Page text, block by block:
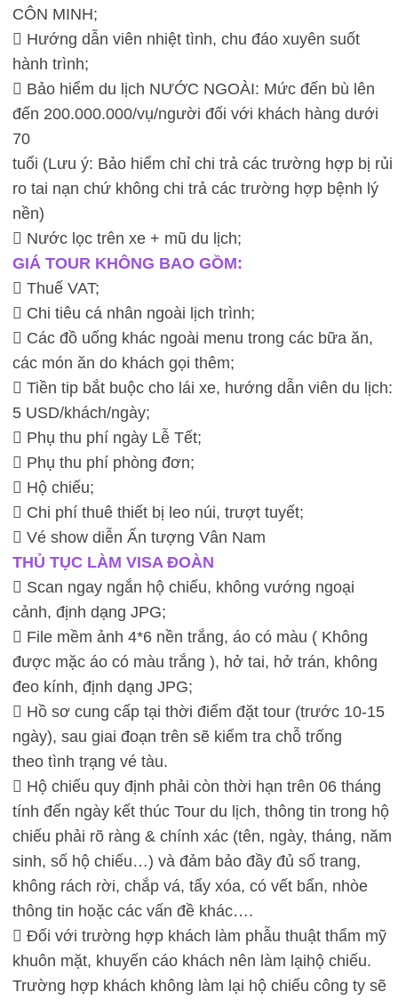
CÔN MINH;
 Hướng dẫn viên nhiệt tình, chu đáo xuyên suốt
hành trình;
 Bảo hiểm du lịch NƯỚC NGOÀI: Mức đến bù lên
đến 200.000.000/vụ/người đối với khách hàng dưới
70
tuổi (Lưu ý: Bảo hiểm chỉ chi trả các trường hợp bị rủi
ro tai nạn chứ không chi trả các trường hợp bệnh lý
nền)
 Nước lọc trên xe + mũ du lịch;
GIÁ TOUR KHÔNG BAO GỒM:
 Thuế VAT;
 Chi tiêu cá nhân ngoài lịch trình;
 Các đồ uống khác ngoài menu trong các bữa ăn,
các món ăn do khách gọi thêm;
 Tiền tip bắt buộc cho lái xe, hướng dẫn viên du lịch:
5 USD/khách/ngày;
 Phụ thu phí ngày Lễ Tết;
 Phụ thu phí phòng đơn;
 Hộ chiếu;
 Chi phí thuê thiết bị leo núi, trượt tuyết;
 Vé show diễn Ấn tượng Vân Nam
THỦ TỤC LÀM VISA ĐOÀN
 Scan ngay ngắn hộ chiếu, không vướng ngoại
cảnh, định dạng JPG;
 File mềm ảnh 4*6 nền trắng, áo có màu ( Không
được mặc áo có màu trắng ), hở tai, hở trán, không
đeo kính, định dạng JPG;
 Hồ sơ cung cấp tại thời điểm đặt tour (trước 10-15
ngày), sau giai đoạn trên sẽ kiểm tra chỗ trống
theo tình trạng vé tàu.
 Hộ chiếu quy định phải còn thời hạn trên 06 tháng
tính đến ngày kết thúc Tour du lịch, thông tin trong hộ
chiếu phải rõ ràng & chính xác (tên, ngày, tháng, năm
sinh, số hộ chiếu…) và đảm bảo đầy đủ số trang,
không rách rời, chắp vá, tẩy xóa, có vết bẩn, nhòe
thông tin hoặc các vấn đề khác….
 Đối với trường hợp khách làm phẫu thuật thẩm mỹ
khuôn mặt, khuyến cáo khách nên làm lạihộ chiếu.
Trường hợp khách không làm lại hộ chiếu công ty sẽ